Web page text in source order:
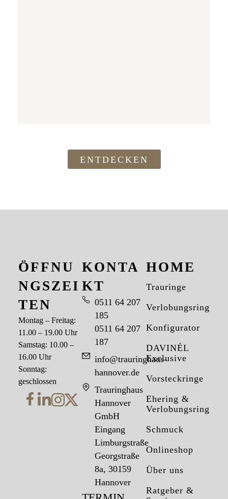
ENTDECKEN
HOME
Trauringe
Verlobungsringe
Konfigurator
DAVINÉL
Exclusive
Vorsteckringe
Ehering &
Verlobungsring
Schmuck
Onlineshop
Über uns
Ratgeber &
KONTA
KT
0511 64 207
185
0511 64 207
187
info@trauringhaus-
hannover.de
Trauringhaus
Hannover
GmbH
Eingang
Limburgstraße
Georgstraße
8a, 30159
Hannover
ÖFFNU
NGSZEI
TEN
Montag – Freitag:
11.00 – 19.00 Uhr
Samstag: 10.00 –
16.00 Uhr
Sonntag:
geschlossen